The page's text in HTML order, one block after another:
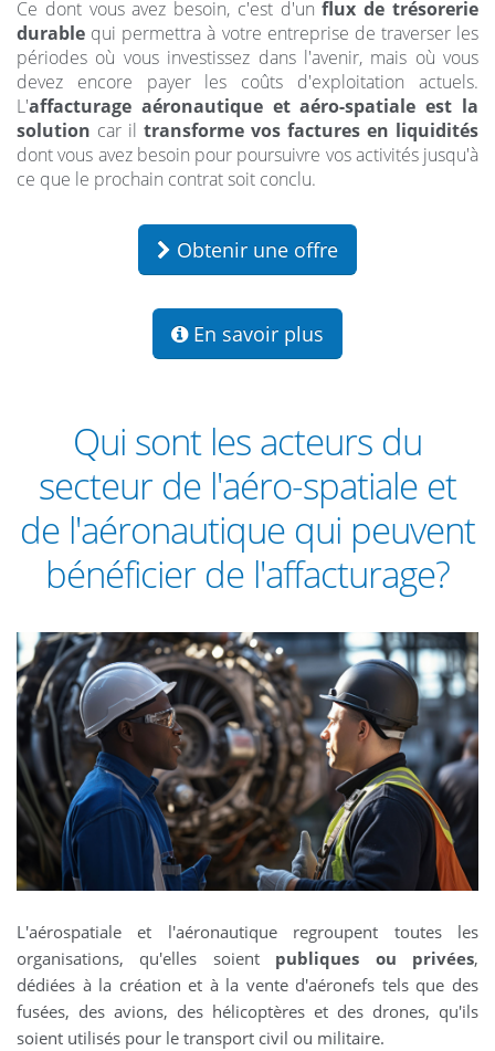
Ce dont vous avez besoin, c'est d'unflux de trésorerie
durable qui permettra à votre entreprise de traverser les
périodes où vous investissez dans l'avenir, mais où vous
devez encore payer les coûts d'exploitation actuels.
L'affacturage aéronautique et aéro-spatiale est la
solution car il transforme vos factures en liquidités
dont vous avez besoin pour poursuivre vos activités jusqu'à
ce que le prochain contrat soit conclu.
Obtenir une offre
En savoir plus
Qui sont les acteurs du
secteur de l'aéro-spatiale et
de l'aéronautique qui peuvent
bénéficier de l'affacturage?
L'aérospatiale et l'aéronautique regroupent toutes les
organisations, qu'elles soient publiques ou privées,
dédiées à la création et à la vente d'aéronefs tels que des
fusées, des avions, des hélicoptères et des drones, qu'ils
soient utilisés pour le transport civil ou militaire.